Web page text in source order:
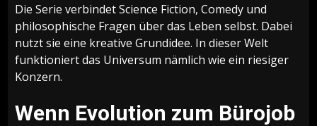
Die Serie verbindet Science Fiction, Comedy und
philosophische Fragen über das Leben selbst. Dabei
nutzt sie eine kreative Grundidee. In dieser Welt
funktioniert das Universum nämlich wie ein riesiger
Konzern.
Wenn Evolution zum Bürojob